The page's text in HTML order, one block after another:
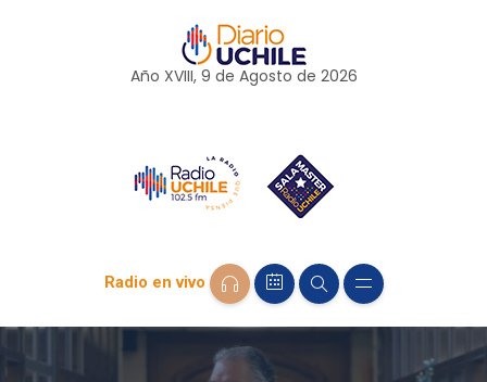
Año XVIII, 9 de Agosto de 2026
Radio en vivo